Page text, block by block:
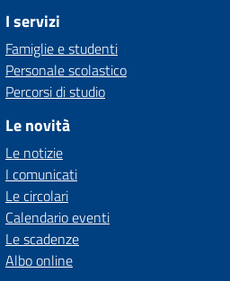
I servizi
Famiglie e studenti
Personale scolastico
Percorsi di studio
Le novità
Le notizie
I comunicati
Le circolari
Calendario eventi
Le scadenze
Albo online